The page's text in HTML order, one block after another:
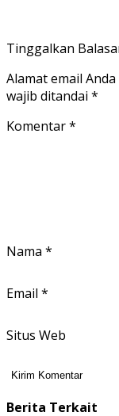
Tinggalkan
Alamat email
wajib ditandai *
Komentar*
Nama *
Email *
Situs Web
Berita Terkait